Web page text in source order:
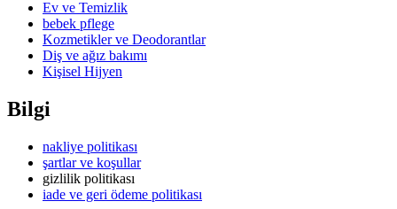
Ev ve Temizlik
bebek pflege
Kozmetikler ve Deodorantlar
Diş ve ağız bakımı
Kişisel Hijyen
Bilgi
nakliye politikası
şartlar ve koşullar
gizlilik politikası
iade ve geri ödeme politikası